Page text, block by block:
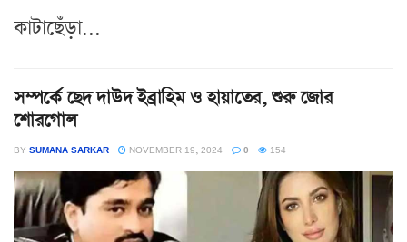
কাটাছেঁড়া...
সম্পর্কে ছেদ দাউদ ইব্রাহিম ও হায়াতের, শুরু জোর
শোরগোল
BY SUMANA SARKAR NOVEMBER 19, 2024 0 154